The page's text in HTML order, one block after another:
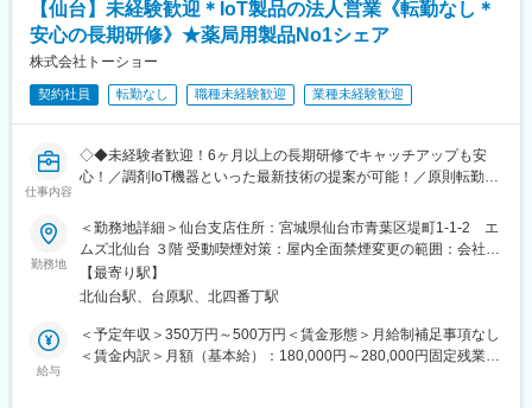
変更の範囲：会社の定める業務
ある診療圏の分析、収益予測のノウハウがあり、付加価値の高い
提案型の営業を目指します。
《既設新規先》
すでに開業している医療機関等との取引を開拓します。リースや
分割払いでの取引を提案し、医療機器の円滑な導入や、省エネ設
備の導入など施設運営の効率化をサポートする等、幅広い提案に
より取引の獲得を目指します。
医療機器を中心に必需品を4～5年の期間でリース契約（貸出）を
行います。
取引先の医療機器メーカーや金融機関と連携し、医療機関向けの
リースサービスを提供しています。扱うリース商品は、医療機器
物件などです。
【仙台】未経験歓迎＊IoT製品の法人営業《転勤なし＊
安心の長期研修》★薬局用製品No1シェア
株式会社トーショー
契約社員 転勤なし 職種未経験歓迎 業種未経験歓迎
仕事内容
◇◆未経験者歓迎！6ヶ月以上の長期研修でキャッチアップも安
心！／調剤IoT機器といった最新技術の提案が可能！／原則転勤は
仕事◆◇
【はじめに】
既存のお客様である調剤薬局やドラッグストアに対して、主力製
品である全自動調剤分包機などの調剤IoT機器を販売いただく職種
となります。
IoT製品の販売スキルの市場価値は上昇の一途を辿っており、同社
勤務地
＜勤務地詳細＞仙台支店住所：宮城県仙台市青葉区堤町1-1-2 エ
ムズ北仙台 ３階 受動喫煙対策：屋内全面禁煙変更の範囲：会社の
定める事業所（リモートワーク含む）
【最寄り駅】
北仙台駅、台原駅、北四番丁駅
給与
＜予定年収＞350万円～500万円＜賃金形態＞月給制補足事項なし
＜賃金内訳＞月額（基本給）：180,000円～280,000円固定残業手